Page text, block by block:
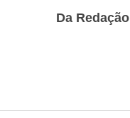
Da Redação